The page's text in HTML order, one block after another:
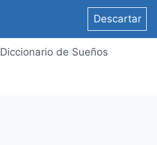
Descartar
Diccionario de Sueños